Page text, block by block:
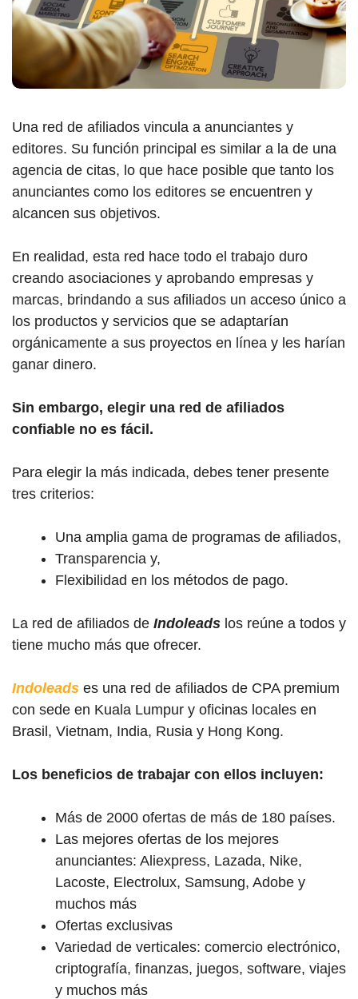
Una red de afiliados vincula a anunciantes y
editores. Su función principal es similar a la de una
agencia de citas, lo que hace posible que tanto los
anunciantes como los editores se encuentren y
alcancen sus objetivos.
En realidad, esta red hace todo el trabajo duro
creando asociaciones y aprobando empresas y
marcas, brindando a sus afiliados un acceso único a
los productos y servicios que se adaptarían
orgánicamente a sus proyectos en línea y les harían
ganar dinero.
Sin embargo, elegir una red de afiliados
confiable no es fácil.
Para elegir la más indicada, debes tener presente
tres criterios:
Una amplia gama de programas de afiliados,
Transparencia y,
Flexibilidad en los métodos de pago.
La red de afiliados de Indoleads los reúne a todos y
tiene mucho más que ofrecer.
Indoleads es una red de afiliados de CPA premium
con sede en Kuala Lumpur y oficinas locales en
Brasil, Vietnam, India, Rusia y Hong Kong.
Los beneficios de trabajar con ellos incluyen:
Más de 2000 ofertas de más de 180 países.
Las mejores ofertas de los mejores
anunciantes: Aliexpress, Lazada, Nike,
Lacoste, Electrolux, Samsung, Adobe y
muchos más
Ofertas exclusivas
Variedad de verticales: comercio electrónico,
criptografía, finanzas, juegos, software, viajes
y muchos más